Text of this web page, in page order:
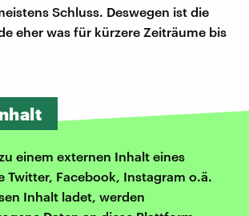
Schluss. Deswegen ist die
eher was für kürzere Zeiträume bis
einem externen Inhalt eines
Twitter, Facebook, Instagram o.ä.
Inhalt ladet, werden